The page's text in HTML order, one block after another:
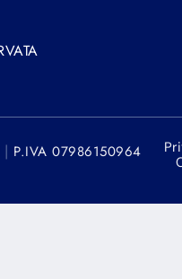
| P.IVA 07986150964